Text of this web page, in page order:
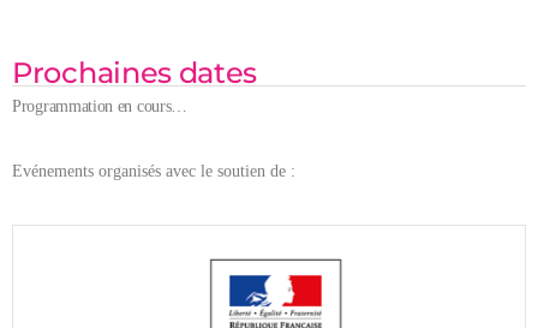
Prochaines dates
Programmation en cours…
Evénements organisés avec le soutien de :